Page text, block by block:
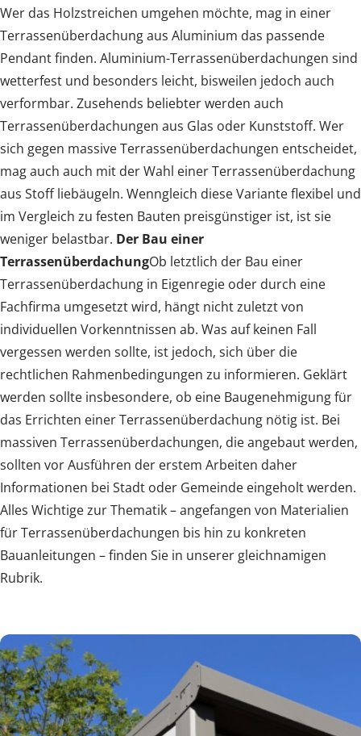
Wer das Holzstreichen umgehen möchte, mag in einer
Terrassenüberdachung aus Aluminium das passende
Pendant finden. Aluminium-Terrassenüberdachungen sind
wetterfest und besonders leicht, bisweilen jedoch auch
verformbar. Zusehends beliebter werden auch
Terrassenüberdachungen aus Glas oder Kunststoff. Wer
sich gegen massive Terrassenüberdachungen entscheidet,
mag auch auch mit der Wahl einer Terrassenüberdachung
aus Stoff liebäugeln. Wenngleich diese Variante flexibel und
im Vergleich zu festen Bauten preisgünstiger ist, ist sie
weniger belastbar. Der Bau einer
TerrassenüberdachungOb letztlich der Bau einer
Terrassenüberdachung in Eigenregie oder durch eine
Fachfirma umgesetzt wird, hängt nicht zuletzt von
individuellen Vorkenntnissen ab. Was auf keinen Fall
vergessen werden sollte, ist jedoch, sich über die
rechtlichen Rahmenbedingungen zu informieren. Geklärt
werden sollte insbesondere, ob eine Baugenehmigung für
das Errichten einer Terrassenüberdachung nötig ist. Bei
massiven Terrassenüberdachungen, die angebaut werden,
sollten vor Ausführen der erstem Arbeiten daher
Informationen bei Stadt oder Gemeinde eingeholt werden.
Alles Wichtige zur Thematik – angefangen von Materialien
für Terrassenüberdachungen bis hin zu konkreten
Bauanleitungen – finden Sie in unserer gleichnamigen
Rubrik.